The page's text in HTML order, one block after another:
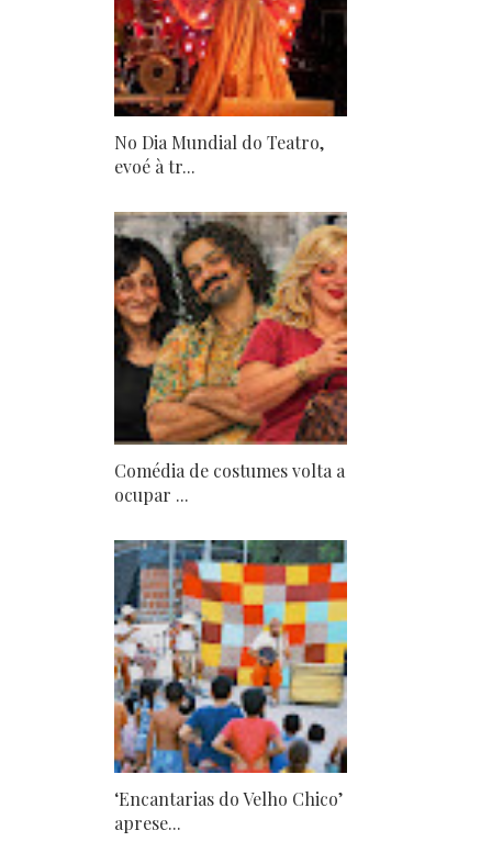
No Dia Mundial do Teatro,
evoé à tr...
Comédia de costumes volta a
ocupar ...
‘Encantarias do Velho Chico’
aprese...